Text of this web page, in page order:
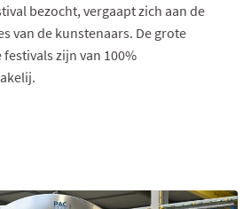
bezocht, vergaapt zich aan de
van de kunstenaars. De grote
zijn van 100%